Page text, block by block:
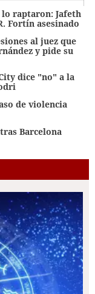
raptaron: Jafeth
Fortín asesinado
al juez que
y pide su
dice "no" a la
de violencia
Barcelona